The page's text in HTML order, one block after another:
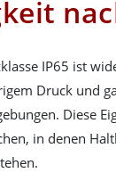
IP65 ist
Druck und
Diese
in denen